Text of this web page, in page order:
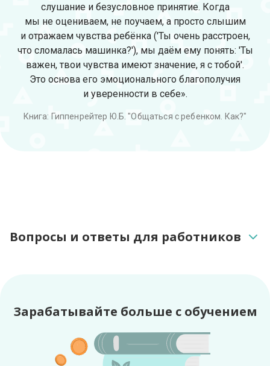
слушание и безусловное принятие. Когда
мы не оцениваем, не поучаем, а просто слышим
и отражаем чувства ребёнка ('Ты очень расстроен,
что сломалась машинка?'), мы даём ему понять: 'Ты
важен, твои чувства имеют значение, я с тобой'.
Это основа его эмоционального благополучия
и уверенности в себе».
Книга: Гиппенрейтер Ю.Б. "Общаться с ребенком. Как?"
Вопросы и ответы для работников
Как быстрее найти работу?
Обязателен ли загружать фото и паспорт на сайт?
Зарабатывайте больше с обучением